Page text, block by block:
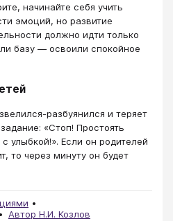
начинайте себя учить
эмоций, но развитие
должно идти только
базу — освоили спокойное
разбуянился и теряет
«Стоп! Простоять
улыбкой!». Если он родителей
то через минуту он будет
Автор Н.И. Козлов